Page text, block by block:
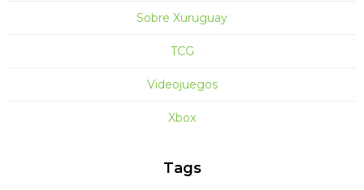
Sobre Xuruguay
TCG
Videojuegos
Xbox
Tags